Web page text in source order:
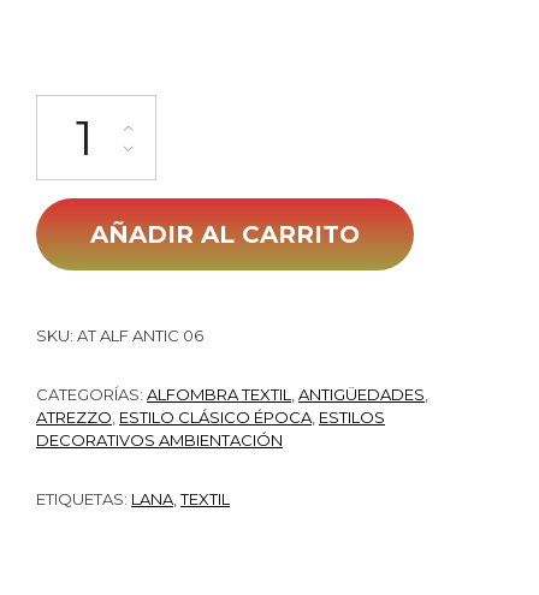
AÑADIR AL CARRITO
SKU: AT ALF ANTIC 06
CATEGORÍAS: ALFOMBRA TEXTIL ANTIGÜEDADES
ATREZZO ESTILO CLÁSICO ÉPOCA ESTILOS
DECORATIVOS AMBIENTACIÓN
ETIQUETAS: LANA ,TEXTIL